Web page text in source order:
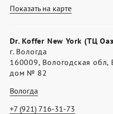
Показать на карте
Dr. Koffer New York (ТЦ
г. Вологда
160009, Вологодская обл,
дом № 82
Вологда
+7 (921) 716-31-73